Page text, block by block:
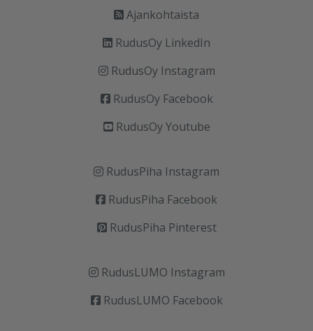
Ajankohtaista
RudusOy LinkedIn
RudusOy Instagram
RudusOy Facebook
RudusOy Youtube
RudusPiha Instagram
RudusPiha Facebook
RudusPiha Pinterest
RudusLUMO Instagram
RudusLUMO Facebook